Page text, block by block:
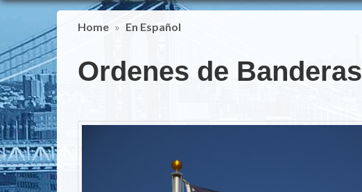
Home En Español
Ordenes de Banderas
Image